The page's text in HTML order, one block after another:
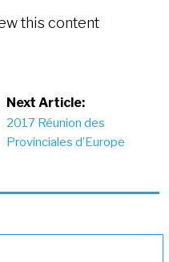
this content
Next Article:
2017 Réunion des
Provinciales d’Europe